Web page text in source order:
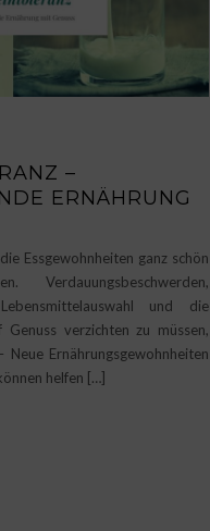
–
ERNÄHRUNG
Essgewohnheiten ganz schön
und die
verzichten zu müssen,
Neue Ernährungsgewohnheiten
helfen […]